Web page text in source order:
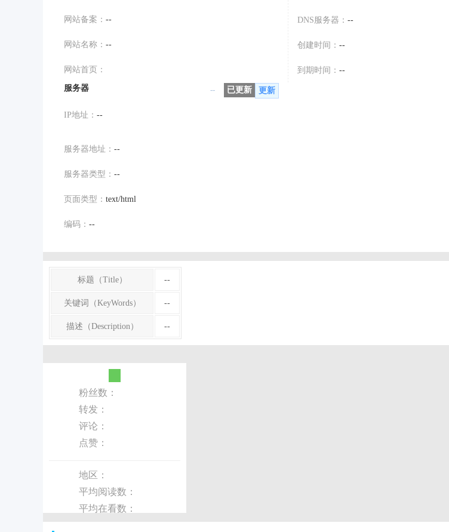
网站备案： --
网站名称： --
网站首页：
DNS服务器： --
创建时间： --
到期时间： --
服务器
更新
已更新
--
IP地址： --
服务器地址： --
服务器类型： --
页面类型： text/html
编码： --
标题（Title） --
关键词（KeyWords） --
描述（Description） --
粉丝数：
转发：
评论：
点赞：
地区：
平均阅读数：
平均在看数：